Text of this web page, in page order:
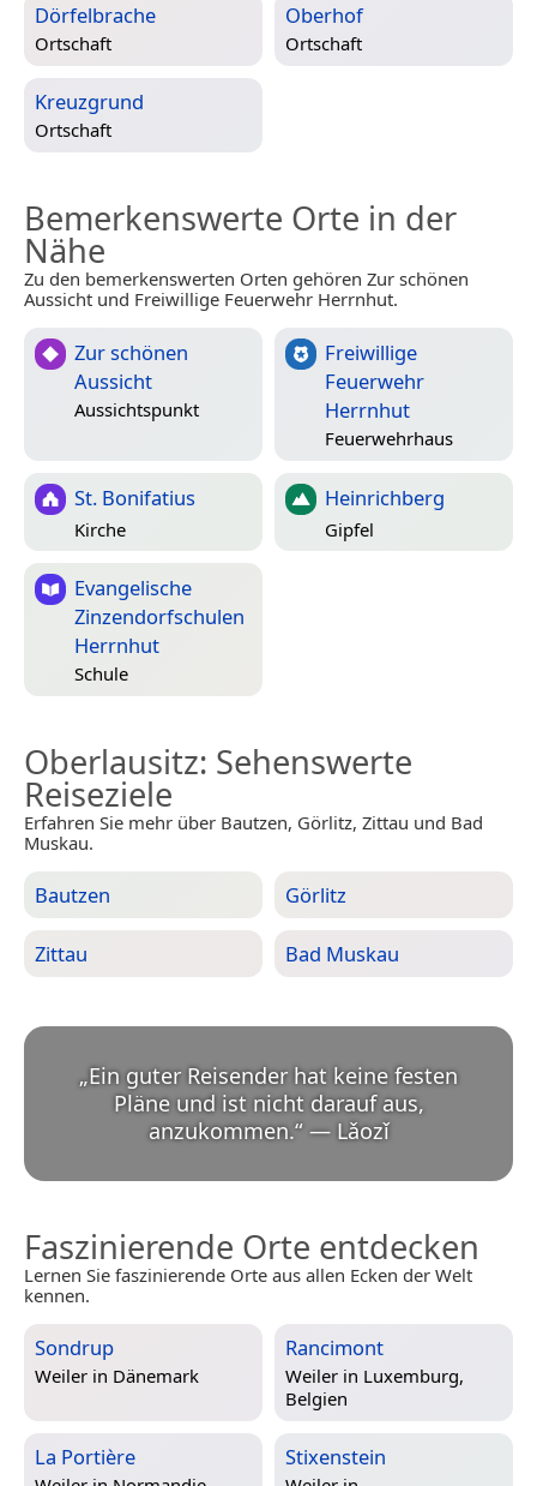
Dörfelbrache
Ortschaft
Oberhof
Ortschaft
Kreuzgrund
Ortschaft
Bemerkenswerte Orte in der
Nähe
Zu den bemerkenswerten Orten gehören Zur schönen
Aussicht und Freiwillige Feuerwehr Herrnhut.
Zur schönen
Aussicht
Aussichtspunkt
Freiwillige
Feuerwehr
Herrnhut
Feuerwehrhaus
St. Bonifatius
Kirche
Heinrichberg
Gipfel
Evangelische
Zinzendorfschulen
Herrnhut
Schule
Oberlausitz: Sehenswerte
Reiseziele
Erfahren Sie mehr über Bautzen, Görlitz, Zittau und Bad
Muskau.
Bautzen Görlitz
Zittau Bad Muskau
„Ein guter Reisender hat keine festen
Pläne und ist nicht darauf aus,
anzukommen.“ — Lǎozǐ
Faszinierende Orte entdecken
Lernen Sie faszinierende Orte aus allen Ecken der Welt
kennen.
Sondrup
Weiler in Dänemark
Rancimont
Weiler in Luxemburg,
Belgien
La Portière Stixenstein